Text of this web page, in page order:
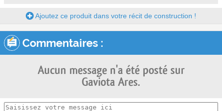
Ajoutez ce produit dans votre récit de construction !
Commentaires :
Aucun message n'a été posté sur
Gaviota Ares.